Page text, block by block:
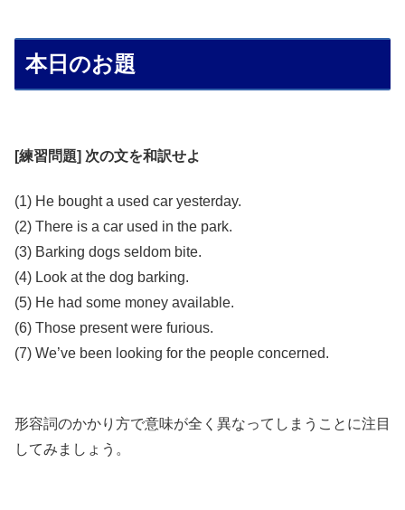
本日のお題
[練習問題] 次の文を和訳せよ
(1) He bought a used car yesterday.
(2) There is a car used in the park.
(3) Barking dogs seldom bite.
(4) Look at the dog barking.
(5) He had some money available.
(6) Those present were furious.
(7) We’ve been looking for the people concerned.
形容詞のかかり方で意味が全く異なってしまうことに注目
してみましょう。